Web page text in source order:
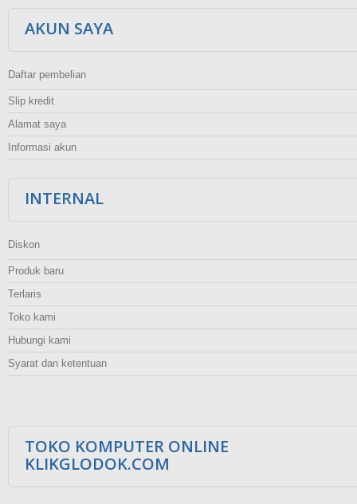
AKUN SAYA
Daftar pembelian
Slip kredit
Alamat saya
Informasi akun
INTERNAL
Diskon
Produk baru
Terlaris
Toko kami
Hubungi kami
Syarat dan ketentuan
TOKO KOMPUTER ONLINE
KLIKGLODOK.COM